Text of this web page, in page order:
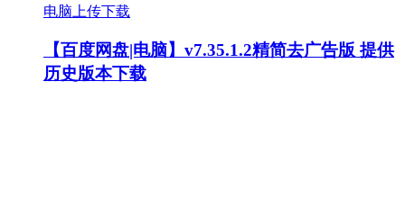
电脑上传下载
【百度网盘|电脑】v7.35.1.2精简去广告版 提供
历史版本下载